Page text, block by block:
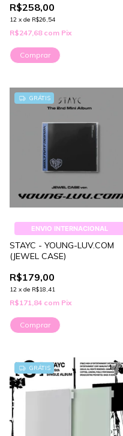
R$258,00
12 x de R$26,54
R$247,68 com Pix
Comprar
GRÁTIS
ENVIO INTERNACIONAL
STAYC - YOUNG-LUV.COM
(JEWEL CASE)
R$179,00
12 x de R$18,41
R$171,84 com Pix
Comprar
1/2
GRÁTIS